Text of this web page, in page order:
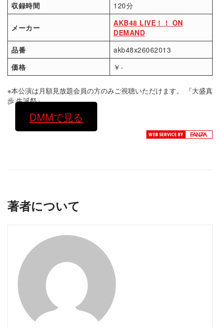
収録時間
120分
メーカー
AKB48 LIVE！！ ON
DEMAND
品番
akb48x26062013
価格
￥-
※本公演は月額見放題会員の方のみご視聴いただけます。 『大盛真
歩 生誕祭』
DMMで見る
著者について